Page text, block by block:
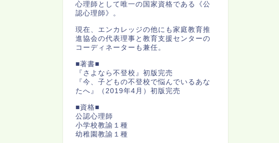
心理師として唯一の国家資格である《公
認心理師》。
現在、エンカレッジの他にも家庭教育推
進協会の代表理事と教育支援センターの
コーディネーターも兼任。
■著書■
『さよなら不登校』初版完売
『今、子どもの不登校で悩んでいるあな
たへ』（2019年4月）初版完売
■資格■
公認心理師
小学校教諭１種
幼稚園教諭１種